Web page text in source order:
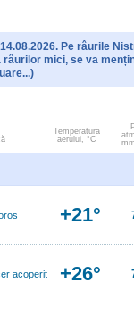
Pe râurile
râurilor mici, se va
Temperatura
aerului, °C
+21°
acoperit +26°